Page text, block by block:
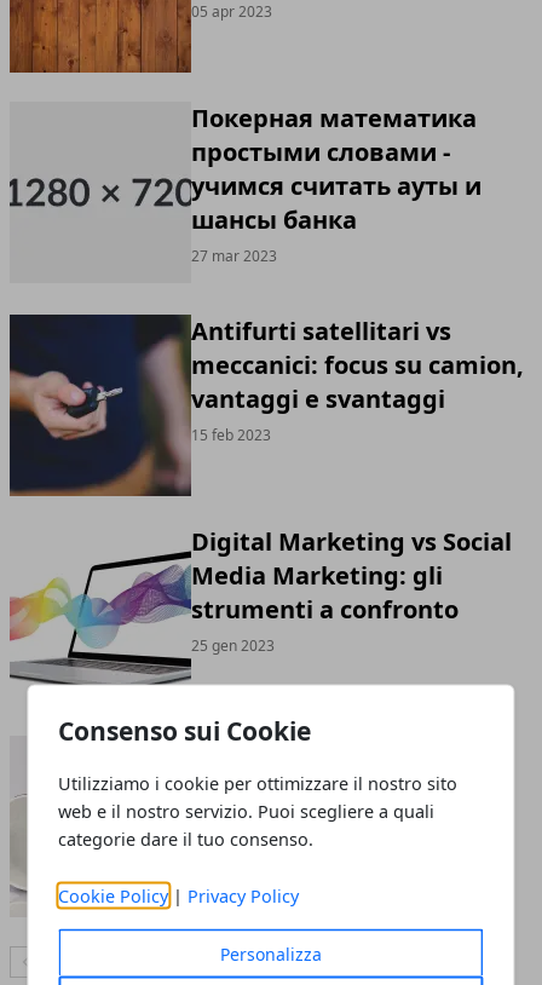
Consenso sui Cookie
Utilizziamo i cookie per ottimizzare il nostro sito
web e il nostro servizio. Puoi scegliere a quali
categorie dare il tuo consenso.
Cookie Policy | Privacy Policy
Personalizza
05 apr 2023
Покерная математика
простыми словами -
учимся считать ауты и
шансы банка
27 mar 2023
Antifurti satellitari vs
meccanici: focus su camion,
vantaggi e svantaggi
15 feb 2023
Digital Marketing vs Social
Media Marketing: gli
strumenti a confronto
25 gen 2023
quale stampa scegliere
12 dic 2022
Articolo Precedente